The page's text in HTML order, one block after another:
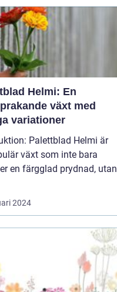
Helmi: En
växt med
variationer
Palettblad Helmi är
växt som inte bara
en färgglad prydnad, utan
2024